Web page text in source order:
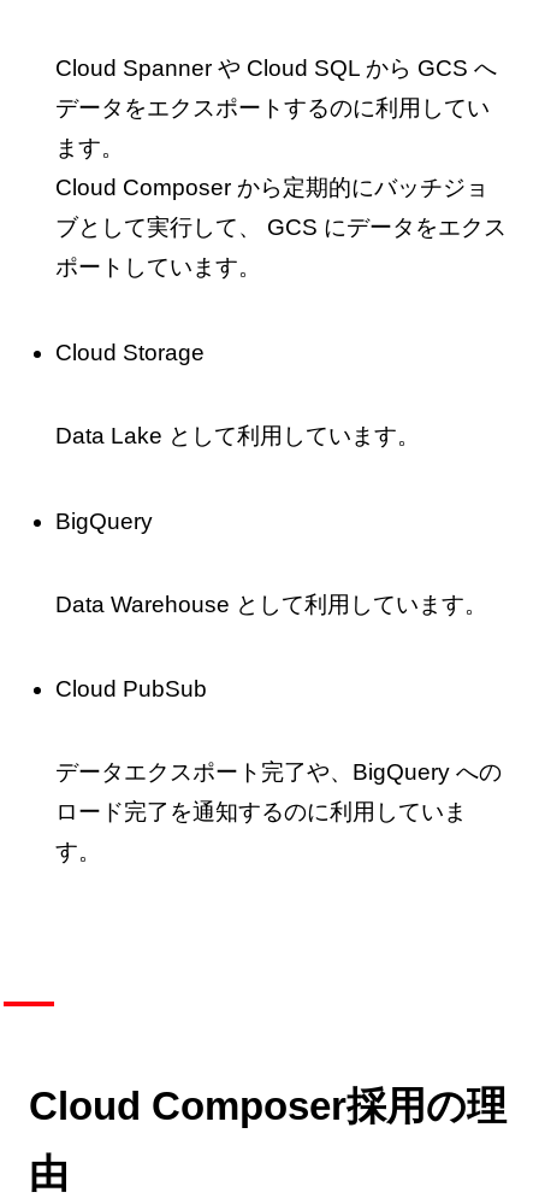
Cloud Spanner や Cloud SQL から GCS へ
データをエクスポートするのに利用してい
ます。
Cloud Composer から定期的にバッチジョ
ブとして実行して、 GCS にデータをエクス
ポートしています。
Cloud Storage
Data Lake として利用しています。
BigQuery
Data Warehouse として利用しています。
Cloud PubSub
データエクスポート完了や、BigQuery への
ロード完了を通知するのに利用していま
す。
Cloud Composer採用の理
由